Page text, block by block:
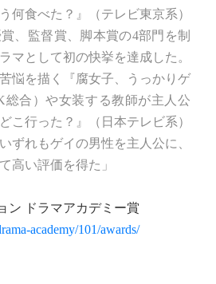
何食べた？』（テレビ東京系）
、監督賞、脚本賞の4部門を制
マとして初の快挙を達成した。
悩を描く『腐女子、うっかりゲ
総合）や女装する教師が主人公
こ行った？』（日本テレビ系）
ずれもゲイの男性を主人公に、
高い評価を得た」
ン ドラマアカデミー賞
academy/101/awards/